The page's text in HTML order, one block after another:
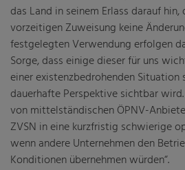
Nahverkehrsplan
Veröffentlichungen
das Land in seinem Erlass darauf
vorzeitigen Zuweisung keine
festgelegten Verwendung erfolgen
Sorge, dass einige dieser für uns
einer existenzbedrohenden Situation
dauerhafte Perspektive sichtbar
von mittelständischen ÖPNV-
ZVSN in eine kurzfristig schwierige
wenn andere Unternehmen den
Konditionen übernehmen würden“.